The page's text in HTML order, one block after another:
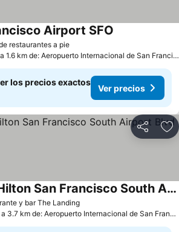
restaurantes a pie
Airport SFO
a 1.6 km de: Aeropuerto Internacional de San Francisco
los precios exactos
Ver precios
Compartir
y bar The Landing
DoubleTree by Hilton San Francisco South Airport Blvd
a 3.7 km de: Aeropuerto Internacional de San Francisco